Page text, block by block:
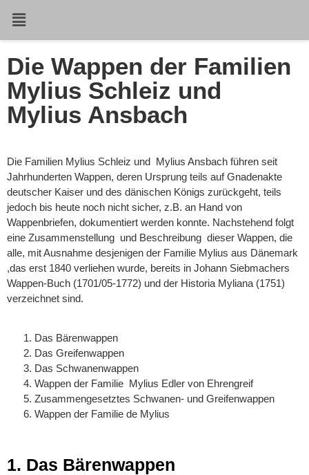
Die Wappen der Familien
Mylius Schleiz und
Mylius Ansbach
Die Familien Mylius Schleiz und Mylius Ansbach führen seit
Jahrhunderten Wappen, deren Ursprung teils auf Gnadenakte
deutscher Kaiser und des dänischen Königs zurückgeht, teils
jedoch bis heute noch nicht sicher, z.B. an Hand von
Wappenbriefen, dokumentiert werden konnte. Nachstehend folgt
eine Zusammenstellung und Beschreibung dieser Wappen, die
alle, mit Ausnahme desjenigen der Familie Mylius aus Dänemark
,das erst 1840 verliehen wurde, bereits in Johann Siebmachers
Wappen-Buch (1701/05-1772) und der Historia Myliana (1751)
verzeichnet sind.
Das Bärenwappen
Das Greifenwappen
Das Schwanenwappen
Wappen der Familie Mylius Edler von Ehrengreif
Zusammengesetztes Schwanen- und Greifenwappen
Wappen der Familie de Mylius
1. Das Bärenwappen